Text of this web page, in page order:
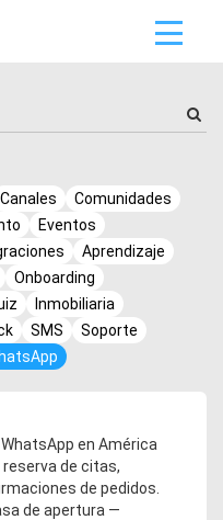
Canales
Comunidades
Eventos
Aprendizaje
Onboarding
Inmobiliaria
SMS
Soporte
en América
de citas,
de pedidos.
de apertura —